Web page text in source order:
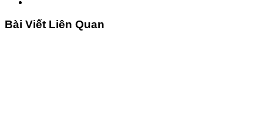
Bài Viết Liên Quan